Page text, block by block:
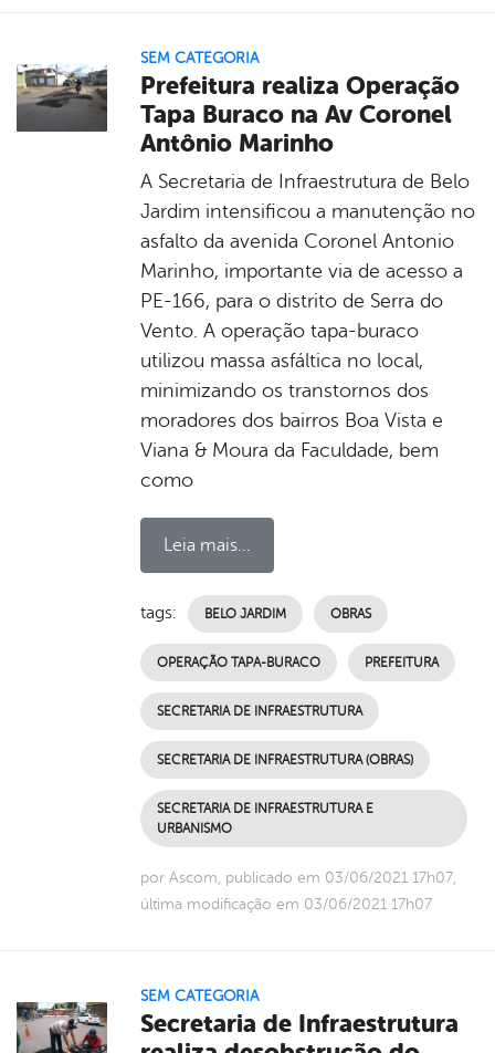
SEM CATEGORIA
Prefeitura realiza Operação
Tapa Buraco na Av Coronel
Antônio Marinho
A Secretaria de Infraestrutura de Belo
Jardim intensificou a manutenção no
asfalto da avenida Coronel Antonio
Marinho, importante via de acesso a
PE-166, para o distrito de Serra do
Vento. A operação tapa-buraco
utilizou massa asfáltica no local,
minimizando os transtornos dos
moradores dos bairros Boa Vista e
Viana & Moura da Faculdade, bem
como
Leia mais...
tags: BELO JARDIM OBRAS
OPERAÇÃO TAPA-BURACO PREFEITURA
SECRETARIA DE INFRAESTRUTURA
SECRETARIA DE INFRAESTRUTURA (OBRAS)
SECRETARIA DE INFRAESTRUTURA E
URBANISMO
por Ascom, publicado em 03/06/2021 17h07,
última modificação em 03/06/2021 17h07
SEM CATEGORIA
Secretaria de Infraestrutura